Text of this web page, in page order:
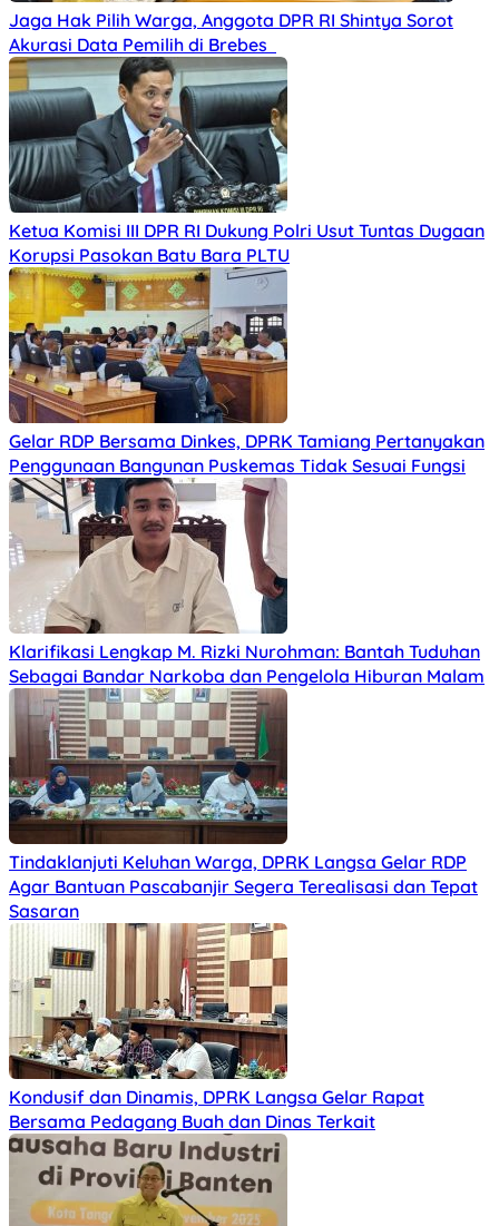
Jaga Hak Pilih Warga, Anggota DPR RI Shintya Sorot
Akurasi Data Pemilih di Brebes
Ketua Komisi III DPR RI Dukung Polri Usut Tuntas Dugaan
Korupsi Pasokan Batu Bara PLTU
Gelar RDP Bersama Dinkes, DPRK Tamiang Pertanyakan
Penggunaan Bangunan Puskemas Tidak Sesuai Fungsi
Klarifikasi Lengkap M. Rizki Nurohman: Bantah Tuduhan
Sebagai Bandar Narkoba dan Pengelola Hiburan Malam
Tindaklanjuti Keluhan Warga, DPRK Langsa Gelar RDP
Agar Bantuan Pascabanjir Segera Terealisasi dan Tepat
Sasaran
Kondusif dan Dinamis, DPRK Langsa Gelar Rapat
Bersama Pedagang Buah dan Dinas Terkait